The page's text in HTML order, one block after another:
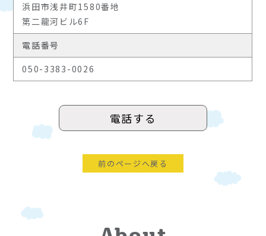
浜田市浅井町1580番地
第二龍河ビル6F
電話番号
050-3383-0026
電話する
前のページへ戻る